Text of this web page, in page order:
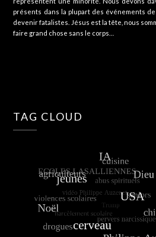
présents dans la plupart des événements
devenir fatalistes. Jésus est la tête, nous
faire grand chose sans le corps…
TAG CLOUD